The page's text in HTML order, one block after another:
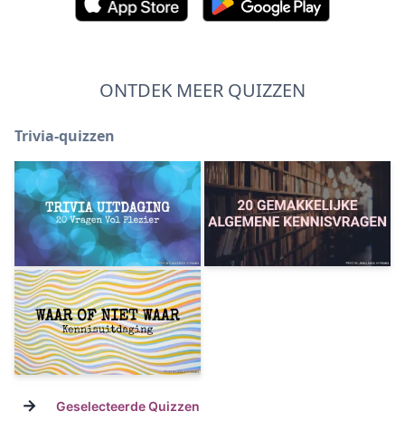
ONTDEK MEER QUIZZEN
Trivia-quizzen
→ Geselecteerde Quizzen